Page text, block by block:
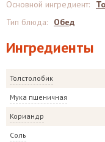
Ингредиенты
Толстолобик
Мука пшеничная
Кориандр
Соль
Основной ингредиент:
Тип блюда: Обед